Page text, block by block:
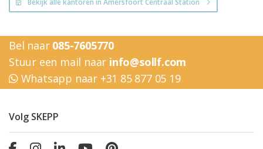
Bekijk alle kantoren in Amersfoort Centraal Station
Bel naar 085-7605770
Stuur een mail naar info@sollf.com
Whatsapp naar +31 85 877 05 19
Volg SKEPP